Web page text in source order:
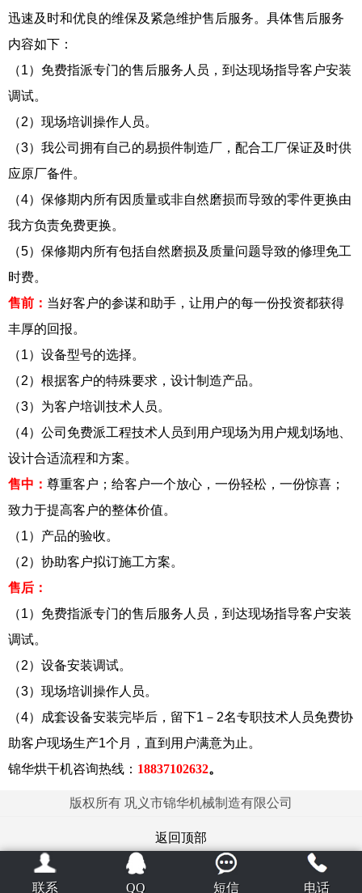
迅速及时和优良的维保及紧急维护售后服务。具体售后服务
内容如下：
（1）免费指派专门的售后服务人员，到达现场指导客户安装
调试。
（2）现场培训操作人员。
（3）我公司拥有自己的易损件制造厂，配合工厂保证及时供
应原厂备件。
（4）保修期内所有因质量或非自然磨损而导致的零件更换由
我方负责免费更换。
（5）保修期内所有包括自然磨损及质量问题导致的修理免工
时费。
售前： 当好客户的参谋和助手，让用户的每一份投资都获得
丰厚的回报。
（1）设备型号的选择。
（2）根据客户的特殊要求，设计制造产品。
（3）为客户培训技术人员。
（4）公司免费派工程技术人员到用户现场为用户规划场地、
设计合适流程和方案。
售中： 尊重客户；给客户一个放心，一份轻松，一份惊喜；
致力于提高客户的整体价值。
（1）产品的验收。
（2）协助客户拟订施工方案。
售后：
（1）免费指派专门的售后服务人员，到达现场指导客户安装
调试。
（2）设备安装调试。
（3）现场培训操作人员。
（4）成套设备安装完毕后，留下1－2名专职技术人员免费协
助客户现场生产1个月，直到用户满意为止。
锦华烘干机咨询热线： 18837102632。
版权所有 巩义市锦华机械制造有限公司
返回顶部
联系 QQ 短信 电话